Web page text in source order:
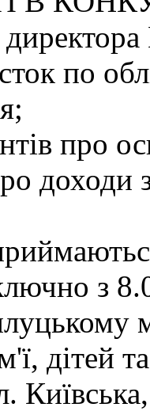
по
про
доходи
з
дітей